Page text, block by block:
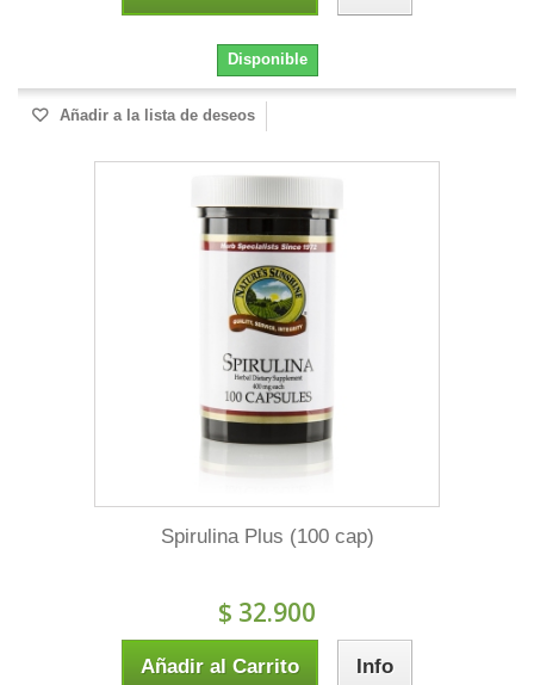
Disponible
Añadir a la lista de deseos
Spirulina Plus (100 cap)
$ 32.900
Añadir al Carrito Info